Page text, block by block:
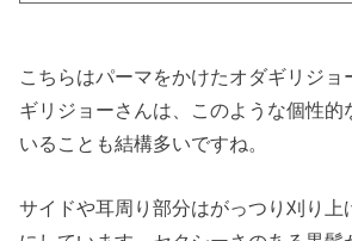
こちらはパーマをかけたオダギリジョ
ギリジョーさんは、このような個性的
いることも結構多いですね。
サイドや耳周り部分はがっつり刈り上